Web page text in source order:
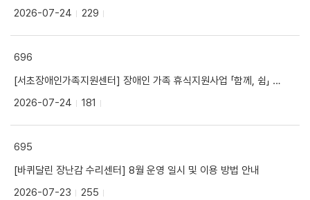
2026-07-24
229
696
[서초장애인가족지원센터] 장애인 가족 휴식지원사업 「함께, 쉼」 안내
2026-07-24
181
695
[바퀴달린 장난감 수리센터] 8월 운영 일시 및 이용 방법 안내
2026-07-23
255